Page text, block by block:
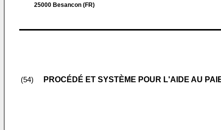
25000 Besancon (FR)
(54) PROCÉDÉ ET SYSTÈME POUR L'AIDE AU